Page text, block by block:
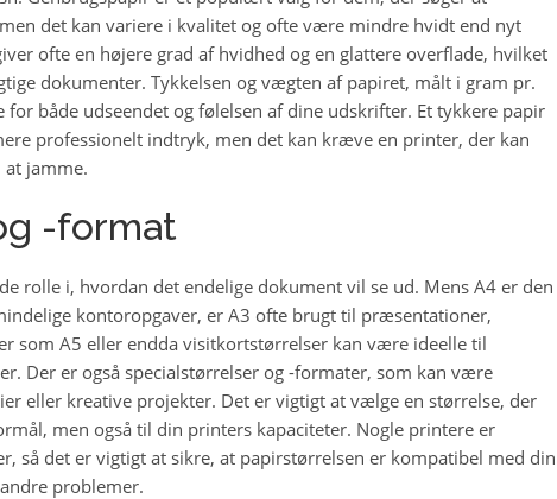
det kan variere i kvalitet og ofte være mindre hvidt end nyt
ofte en højere grad af hvidhed og en glattere overflade, hvilket
dokumenter. Tykkelsen og vægten af papiret, målt i gram pr.
for både udseendet og følelsen af dine udskrifter. Et tykkere papir
professionelt indtryk, men det kan kræve en printer, der kan
jamme.
-format
rolle i, hvordan det endelige dokument vil se ud. Mens A4 er den
kontoropgaver, er A3 ofte brugt til præsentationer,
som A5 eller endda visitkortstørrelser kan være ideelle til
Der er også specialstørrelser og -formater, som kan være
eller kreative projekter. Det er vigtigt at vælge en størrelse, der
men også til din printers kapaciteter. Nogle printere er
så det er vigtigt at sikre, at papirstørrelsen er kompatibel med din
problemer.